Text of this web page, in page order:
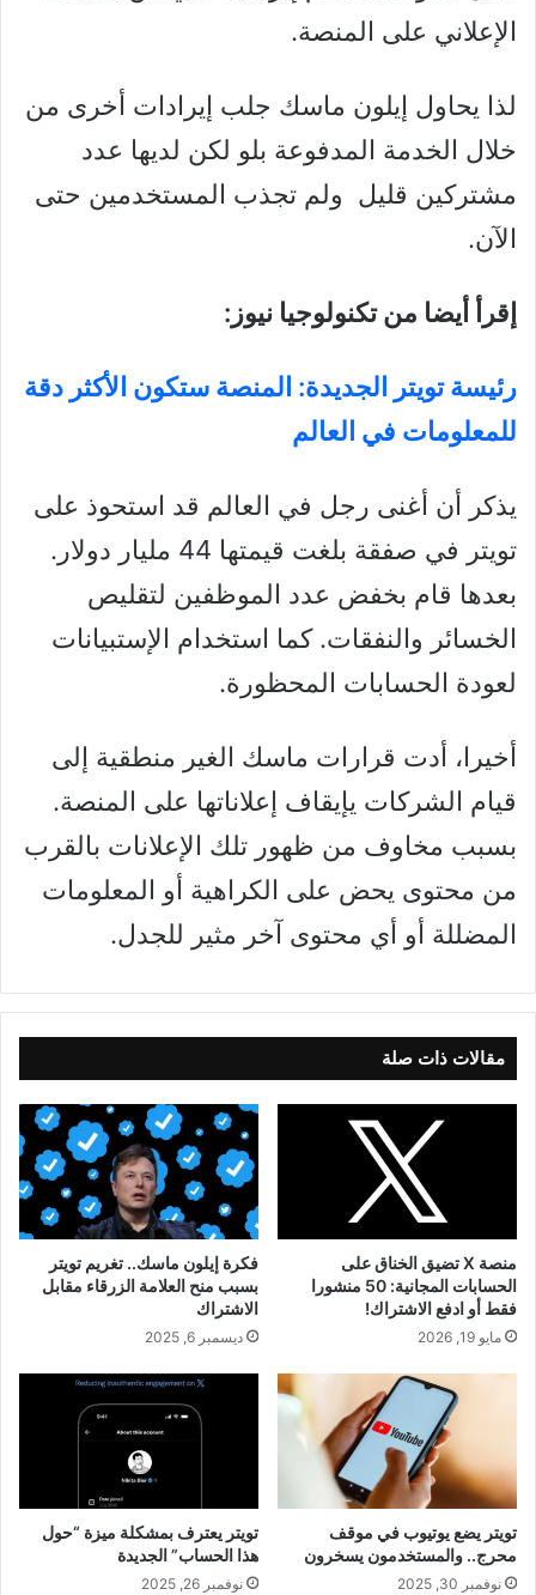
الإعلاني على المنصة.
لذا يحاول إيلون ماسك جلب إيرادات أخرى من
خلال الخدمة المدفوعة بلو لكن لديها عدد
مشتركين قليل ولم تجذب المستخدمين حتى
الآن.
إقرأ أيضا من تكنولوجيا نيوز:
رئيسة تويتر الجديدة: المنصة ستكون الأكثر دقة
للمعلومات في العالم
يذكر أن أغنى رجل في العالم قد استحوذ على
تويتر في صفقة بلغت قيمتها 44 مليار دولار.
بعدها قام بخفض عدد الموظفين لتقليص
الخسائر والنفقات. كما استخدام الإستبيانات
لعودة الحسابات المحظورة.
أخيرا، أدت قرارات ماسك الغير منطقية إلى
قيام الشركات يإيقاف إعلاناتها على المنصة.
بسبب مخاوف من ظهور تلك الإعلانات بالقرب
من محتوى يحض على الكراهية أو المعلومات
المضللة أو أي محتوى آخر مثير للجدل.
مقالات ذات صلة
منصة X تضيق الخناق على
الحسابات المجانية: 50 منشورا
فقط أو ادفع الاشتراك!
مايو 19, 2026
فكرة إيلون ماسك.. تغريم تويتر
بسبب منح العلامة الزرقاء مقابل
الاشتراك
ديسمبر 6, 2025
تويتر يضع يوتيوب في موقف
محرج.. والمستخدمون يسخرون
نوفمبر 30, 2025
تويتر يعترف بمشكلة ميزة “حول
هذا الحساب” الجديدة
نوفمبر 26, 2025